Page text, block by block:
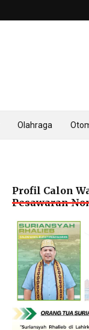
Olahraga
Profil Calon
Pesawaran